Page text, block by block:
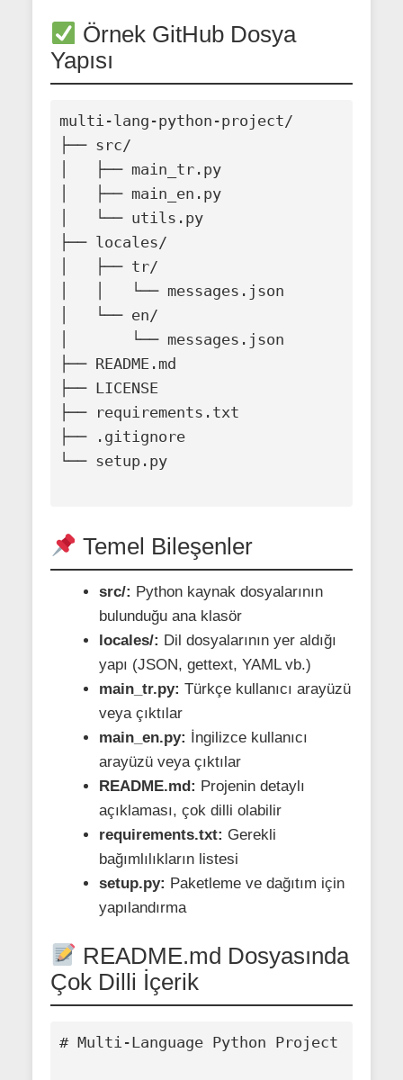
Örnek GitHub Dosya
Yapısı
multi-lang-python-project/
├── src/
│   ├── main_tr.py
│   ├── main_en.py
│   └── utils.py
├── locales/
│   ├── tr/
│   │   └── messages.json
│   └── en/
│       └── messages.json
├── README.md
├── LICENSE
├── requirements.txt
├── .gitignore
└── setup.py
Temel Bileşenler
src/: Python kaynak dosyalarının
bulunduğu ana klasör
locales/: Dil dosyalarının yer aldığı
yapı (JSON, gettext, YAML vb.)
main_tr.py: Türkçe kullanıcı arayüzü
veya çıktılar
main_en.py: İngilizce kullanıcı
arayüzü veya çıktılar
README.md: Projenin detaylı
açıklaması, çok dilli olabilir
requirements.txt: Gerekli
bağımlılıkların listesi
setup.py: Paketleme ve dağıtım için
yapılandırma
README.md Dosyasında
Çok Dilli İçerik
# Multi-Language Python Project